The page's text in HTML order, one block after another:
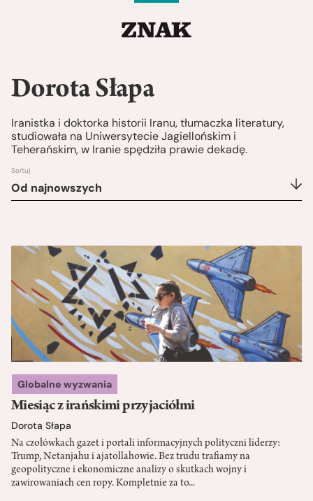
Dorota Słapa
Iranistka i doktorka historii Iranu, tłumaczka literatury,
studiowała na Uniwersytecie Jagiellońskim i
Teherańskim, w Iranie spędziła prawie dekadę.
Sortuj
Od najnowszych
Globalne wyzwania
Miesiąc z irańskimi przyjaciółmi
Dorota Słapa
Na czołówkach gazet i portali informacyjnych polityczni liderzy:
Trump, Netanjahu i ajatollahowie. Bez trudu trafiamy na
geopolityczne i ekonomiczne analizy o skutkach wojny i
zawirowaniach cen ropy. Kompletnie za to...